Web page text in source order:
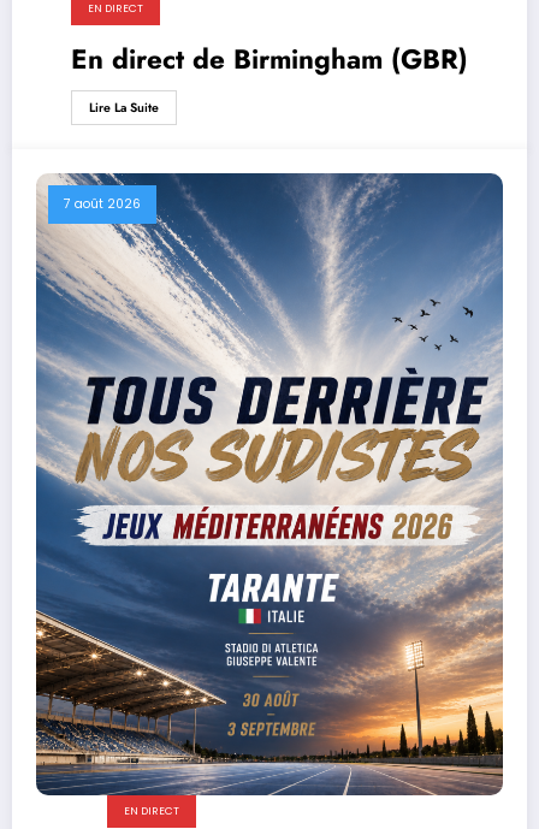
EN DIRECT
En direct de Birmingham (GBR)
Lire La Suite
7 août 2026
EN DIRECT